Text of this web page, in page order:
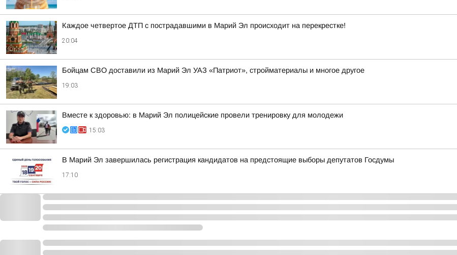
Каждое четвертое ДТП с пострадавшими в Марий Эл происходит на перекрестке!
20:04
Бойцам СВО доставили из Марий Эл УАЗ «Патриот», стройматериалы и многое другое
19:03
Вместе к здоровью: в Марий Эл полицейские провели тренировку для молодежи
15:03
В Марий Эл завершилась регистрация кандидатов на предстоящие выборы депутатов Госдумы
17:10